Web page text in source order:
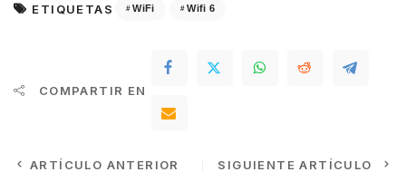
ETIQUETAS WiFi Wifi 6
COMPARTIR EN
ARTÍCULO ANTERIOR
SIGUIENTE ARTÍCULO